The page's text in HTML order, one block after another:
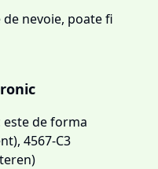
nevoie, poate fi
de forma
4567-C3